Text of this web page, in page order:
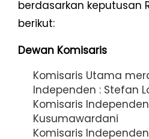
berdasarkan keputusan
berikut:
Dewan Komisaris
Komisaris Utama
Independen : Stefan
Komisaris
Kusumawardani
Komisaris